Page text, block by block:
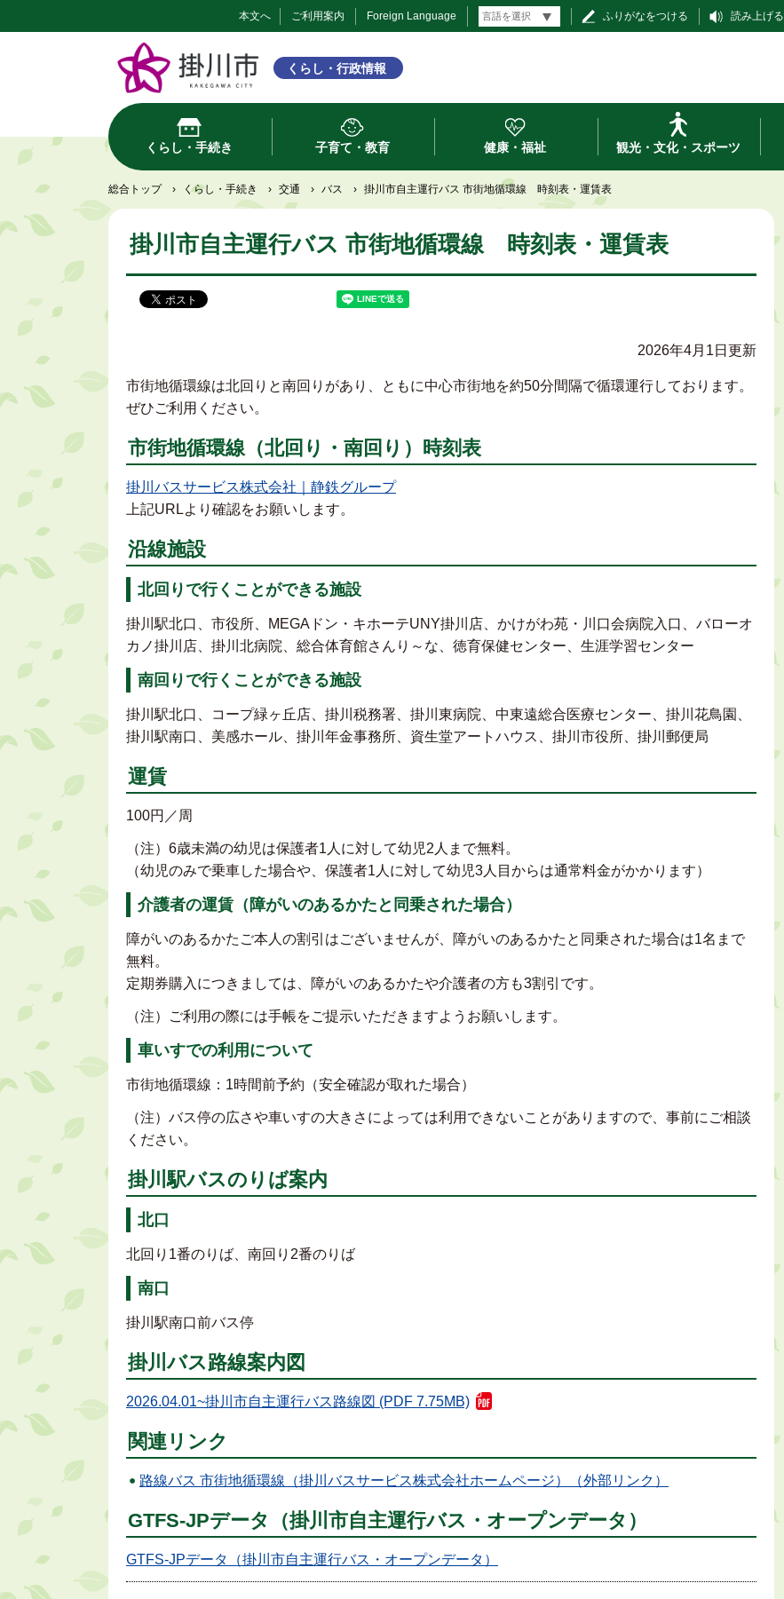
本文へ ご利用案内 Foreign Language ふりがなをつける 読み上げる
くらし・行政情報
くらし・手続き 子育て・教育 健康・福祉 観光・文化・スポーツ
総合トップ › くらし・手続き › 交通 › バス › 掛川市自主運行バス 市街地循環線 時刻表・運賃表
掛川市自主運行バス 市街地循環線 時刻表・運賃表
2026年4月1日更新
市街地循環線は北回りと南回りがあり、ともに中心市街地を約50分間隔で循環運行しております。
ぜひご利用ください。
市街地循環線（北回り・南回り）時刻表
掛川バスサービス株式会社｜静鉄グループ
上記URLより確認をお願いします。
沿線施設
北回りで行くことができる施設
掛川駅北口、市役所、MEGAドン・キホーテUNY掛川店、かけがわ苑・川口会病院入口、バローオ
カノ掛川店、掛川北病院、総合体育館さんり～な、徳育保健センター、生涯学習センター
南回りで行くことができる施設
掛川駅北口、コープ緑ヶ丘店、掛川税務署、掛川東病院、中東遠総合医療センター、掛川花鳥園、
掛川駅南口、美感ホール、掛川年金事務所、資生堂アートハウス、掛川市役所、掛川郵便局
運賃
100円／周
（注）6歳未満の幼児は保護者1人に対して幼児2人まで無料。
（幼児のみで乗車した場合や、保護者1人に対して幼児3人目からは通常料金がかかります）
介護者の運賃（障がいのあるかたと同乗された場合）
障がいのあるかたご本人の割引はございませんが、障がいのあるかたと同乗された場合は1名まで
無料。
定期券購入につきましては、障がいのあるかたや介護者の方も3割引です。
（注）ご利用の際には手帳をご提示いただきますようお願いします。
車いすでの利用について
市街地循環線：1時間前予約（安全確認が取れた場合）
（注）バス停の広さや車いすの大きさによっては利用できないことがありますので、事前にご相談
ください。
掛川駅バスのりば案内
北口
北回り1番のりば、南回り2番のりば
南口
掛川駅南口前バス停
掛川バス路線案内図
2026.04.01~掛川市自主運行バス路線図 (PDF 7.75MB)
関連リンク
路線バス 市街地循環線（掛川バスサービス株式会社ホームページ）（外部リンク）
GTFS-JPデータ（掛川市自主運行バス・オープンデータ）
GTFS-JPデータ（掛川市自主運行バス・オープンデータ）